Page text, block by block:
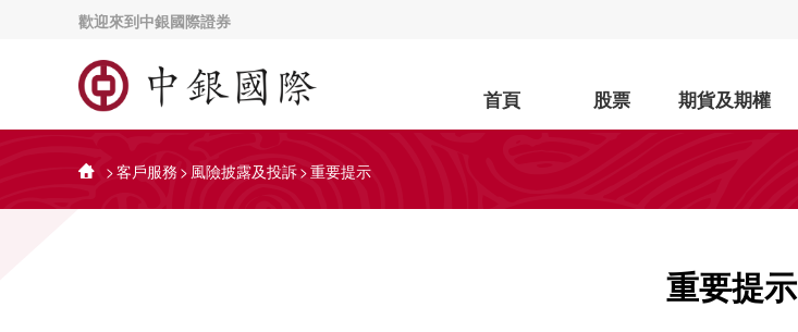
歡迎來到中銀國際證券
首頁 股票 期貨及期權
>客戶服務> 風險披露及投訴>重要提示
重要提示